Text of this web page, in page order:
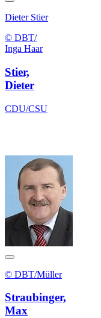
Dieter Stier
© DBT/
Inga Haar
Stier,
Dieter
CDU/CSU
© DBT/Müller
Straubinger,
Max